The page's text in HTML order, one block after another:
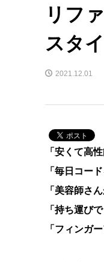
リフ
スタ
2021.12.01
「安くて高
「毎日コー
「美容師さ
「持ち運び
「フィンガ